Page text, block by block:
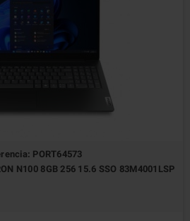
PORT64573
N100 8GB 256 15.6 SSO 83M4001LSP